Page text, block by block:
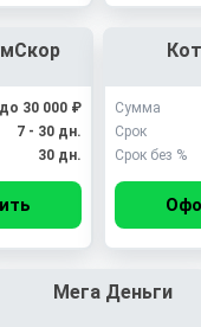
до 30 000 ₽
7 - 30 дн.
30 дн.
Сумма
Срок
Срок без %
Мега Деньги